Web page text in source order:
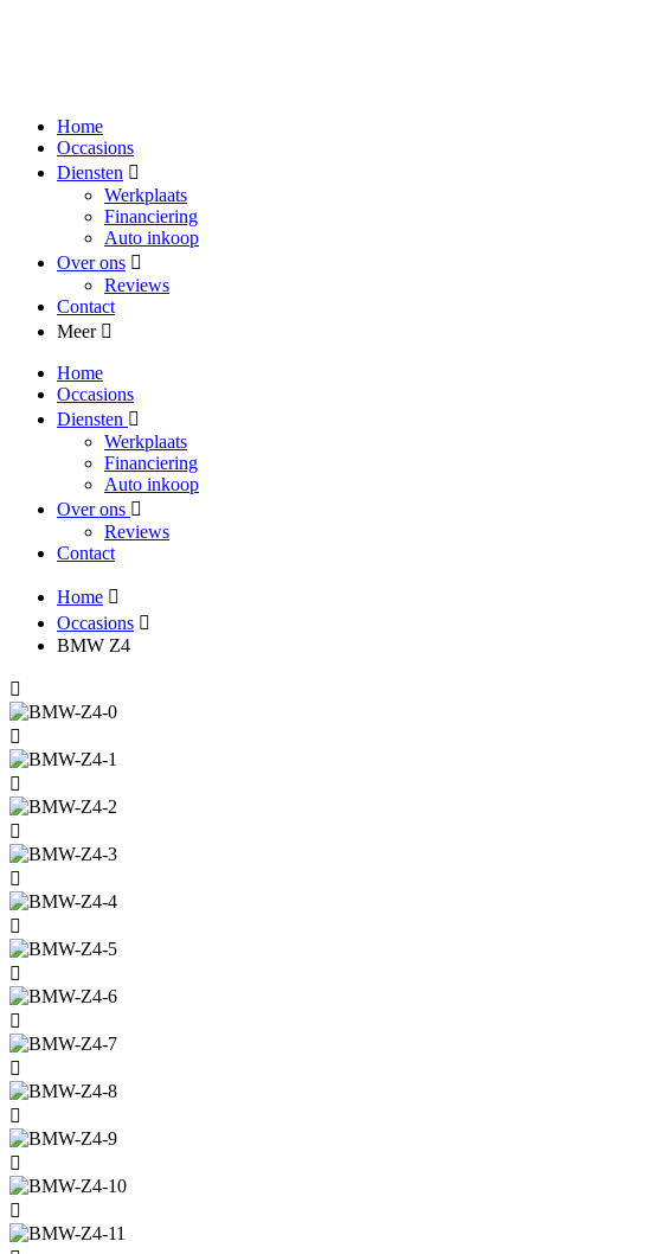
Home
Occasions
Diensten
Werkplaats
Financiering
Auto inkoop
Over ons
Reviews
Contact
Meer
Home
Occasions
Diensten
Werkplaats
Financiering
Auto inkoop
Over ons
Reviews
Contact
Home
Occasions
BMW Z4